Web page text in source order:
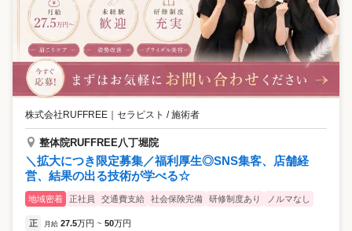
株式会社RUFFREE セラピスト / 施術者
整体院RUFFREE八丁堀院
＼拡大につき限定募集／福利厚生◎SNS集客、店舗経
営、結果の出る技術が学べる☆
地域密着 正社員 交通費支給 社会保険完備 研修制度あり ノルマなし
正 月給 27.5万円 ~ 50万円